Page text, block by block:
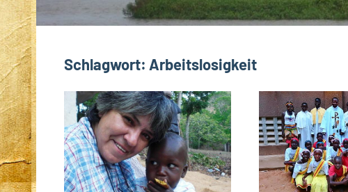
Schlagwort: Arbeitslosigkeit